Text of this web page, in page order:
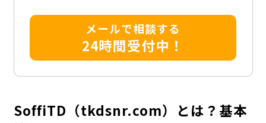
メールで相談する
24時間受付中！
SoffiTD（tkdsnr.com）とは？基本